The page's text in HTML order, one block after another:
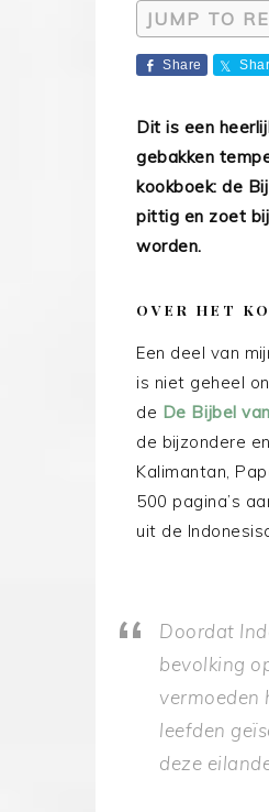
JUMP TO
Share
Dit is een
gebakken
kookboek: de
pittig en zoet
worden.
OVER HET
Een deel van
is niet geheel
de De Bijbel
de bijzondere
Kalimantan,
500 pagina’s
uit de
Doordat
bevolking
vermoeden
leefden
deze